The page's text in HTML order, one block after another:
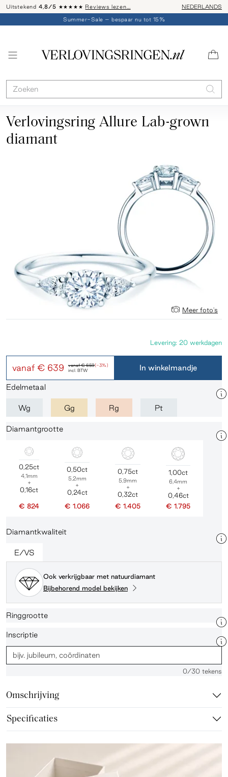
Uitstekend 4,8/5 ★★★★★ Reviews lezen… Advies: 020 -
NEDERLANDS
Summer-Sale – bespaar nu tot 15%
Verlovingsring Allure Lab-grown
diamant
Meer foto's
vanaf€ 659(-3%)
vanaf € 639 incl. BTW
Levering: 20 werkdagen
In winkelmandje
Edelmetaal
Wg Gg Rg Pt
Diamantgrootte
0,25ct
4,1mm
+
0,16ct
€ 824
0,50ct
5,2mm
+
0,24ct
€ 1.066
0,75ct
5,9mm
+
0,32ct
€ 1.405
1,00ct
6,4mm
+
0,46ct
€ 1.795
Diamantkwaliteit
E/VS
Ook verkrijgbaar met natuurdiamant
Bijbehorend model bekijken
Ringgrootte
Inscriptie
0/30 tekens
Omschrijving
Specificaties